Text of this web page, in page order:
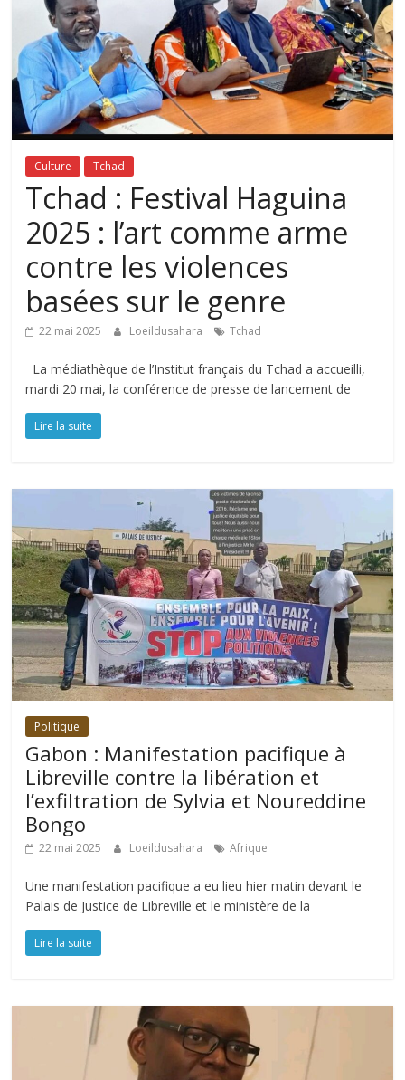
Culture Tchad
Tchad : Festival Haguina
2025 : l’art comme arme
contre les violences
basées sur le genre
22 mai 2025 Loeildusahara Tchad
La médiathèque de l’Institut français du Tchad a accueilli,
mardi 20 mai, la conférence de presse de lancement de
Lire la suite
Politique
Gabon : Manifestation pacifique à
Libreville contre la libération et
l’exfiltration de Sylvia et Noureddine
Bongo
22 mai 2025 Loeildusahara Afrique
Une manifestation pacifique a eu lieu hier matin devant le
Palais de Justice de Libreville et le ministère de la
Lire la suite